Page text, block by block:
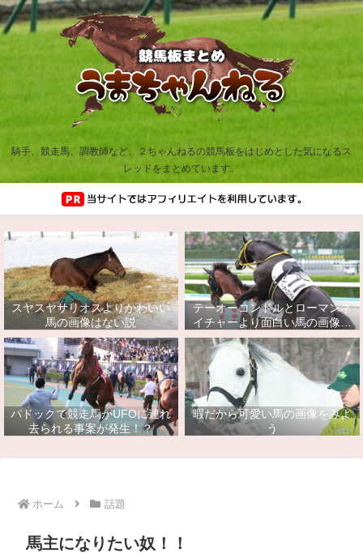
騎手、競走馬、調教師など、２ちゃんねるの競馬板をはじめとした気になるス
レッドをまとめています。
スヤスヤサリオスよりかわいい
馬の画像はない説
テーオーコンドルとローマンネ
イチャーより面白い馬の画像っ
てあるの？
パドックで競走馬がUFOに連れ
去られる事案が発生！？
暇だから可愛い馬の画像をみよ
う
ホーム 話題
馬主になりたい奴！！